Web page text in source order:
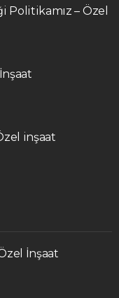
Politikamız – Özel
inşaat
İnşaat